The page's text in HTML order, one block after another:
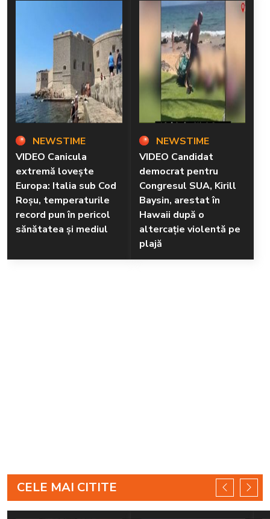
NEWSTIME
VIDEO Canicula
extremă lovește
Europa: Italia sub Cod
Roșu, temperaturile
record pun în pericol
sănătatea și mediul
NEWSTIME
VIDEO Candidat
democrat pentru
Congresul SUA, Kirill
Baysin, arestat în
Hawaii după o
altercație violentă pe
plajă
CELE MAI CITITE